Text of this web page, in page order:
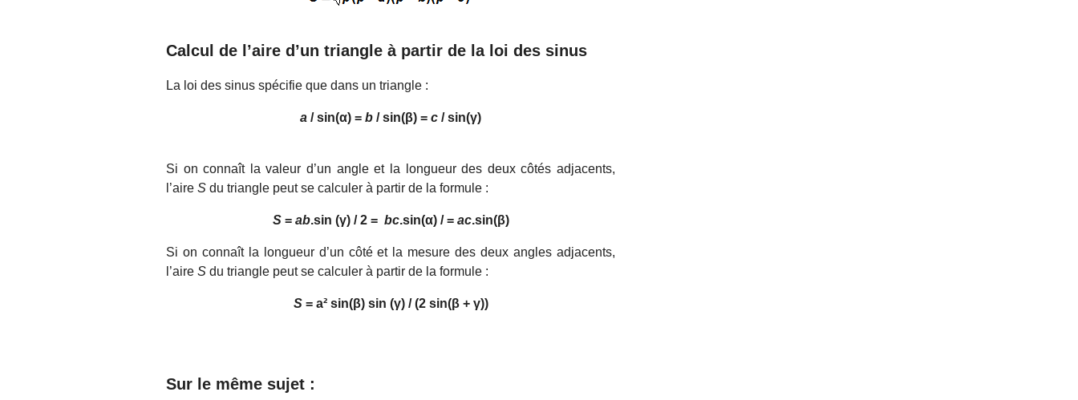
Calcul de l’aire d’un triangle à partir de la loi des sinus
La loi des sinus spécifie que dans un triangle :
a / sin(α) = b / sin(β) = c / sin(γ)
Si on connaît la valeur d’un angle et la longueur des deux côtés adjacents,
l’aire S du triangle peut se calculer à partir de la formule :
S= ab.sin (γ) / 2 = bc.sin(α) / = ac.sin(β)
Si on connaît la longueur d’un côté et la mesure des deux angles adjacents,
l’aire S du triangle peut se calculer à partir de la formule :
S= a² sin(β) sin (γ) / (2 sin(β + γ))
Sur le même sujet :